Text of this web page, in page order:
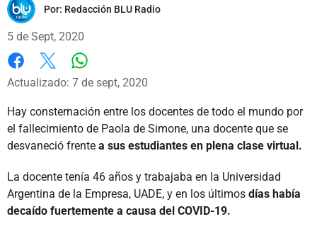
Por: Redacción BLU Radio
5 de Sept, 2020
Facebook
X
Actualizado: 7 de sept, 2020
Hay consternación entre los docentes de todo el mundo por
el fallecimiento de Paola de Simone, una docente que se
desvaneció frente a sus estudiantes en plena clase virtual.
La docente tenía 46 años y trabajaba en la Universidad
Argentina de la Empresa, UADE, y en los últimos días había
decaído fuertemente a causa del COVID-19.